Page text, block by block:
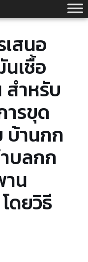
สนอ
เชื้อ
สำหรับ
ารขุด
บ้านกก
บลกก
าน
ดยวิธี